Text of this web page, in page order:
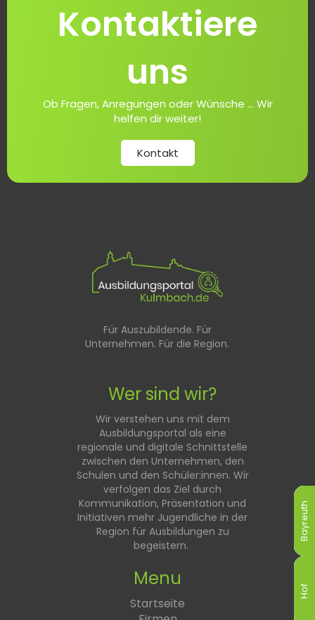
Bayreuth
Hof
Bayreuth
Hof
Bayreuth
Hof
Bayreuth
Hof
Bayreuth
Hof
Bayreuth
Hof
Kontaktiere
uns
Ob Fragen, Anregungen oder Wünsche ... Wir
helfen dir weiter!
Kontakt
Für Auszubildende. Für
Unternehmen. Für die Region.
Wer sind wir?
Wir verstehen uns mit dem
Ausbildungsportal als eine
regionale und digitale Schnittstelle
zwischen den Unternehmen, den
Schulen und den Schüler:innen. Wir
verfolgen das Ziel durch
Kommunikation, Präsentation und
Initiativen mehr Jugendliche in der
Region für Ausbildungen zu
begeistern.
Menu
Startseite